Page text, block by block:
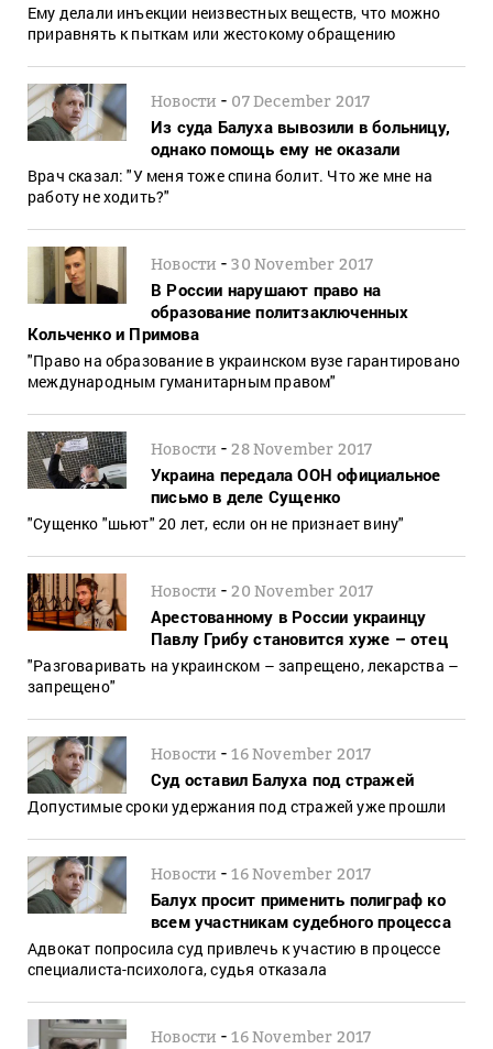
Ему делали инъекции неизвестных веществ, что можно
приравнять к пыткам или жестокому обращению
Новости - 07 December 2017
Из суда Балуха вывозили в больницу,
однако помощь ему не оказали
Врач сказал: "У меня тоже спина болит. Что же мне на
работу не ходить?"
Новости -30 November 2017
В России нарушают право на
образование политзаключенных
Кольченко и Примова
"Право на образование в украинском вузе гарантировано
международным гуманитарным правом"
Новости -28 November 2017
Украина передала ООН официальное
письмо в деле Сущенко
"Сущенко "шьют" 20 лет, если он не признает вину"
Новости -20 November 2017
Арестованному в России украинцу
Павлу Грибу становится хуже – отец
"Разговаривать на украинском – запрещено, лекарства –
запрещено"
Новости -16 November 2017
Суд оставил Балуха под стражей
Допустимые сроки удержания под стражей уже прошли
Новости -16 November 2017
Балух просит применить полиграф ко
всем участникам судебного процесса
Адвокат попросила суд привлечь к участию в процессе
специалиста-психолога, судья отказала
Новости -16 November 2017